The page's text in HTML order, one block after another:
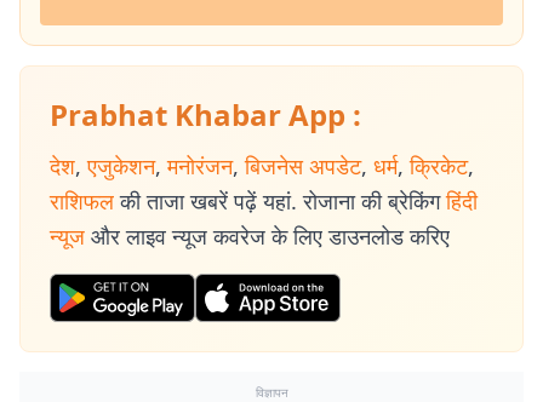
Prabhat Khabar App :
देश, एजुकेशन, मनोरंजन, बिजनेस अपडेट, धर्म, क्रिकेट,
राशिफल की ताजा खबरें पढ़ें यहां. रोजाना की ब्रेकिंग हिंदी
न्यूज और लाइव न्यूज कवरेज के लिए डाउनलोड करिए
विज्ञापन